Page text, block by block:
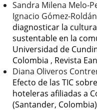
Sandra Milena Melo-
Ignacio Gómez-
diagnosticar la
sustentable en la
Universidad de
Colombia , Revista
Diana Oliveros
Efecto de las TIC
hoteleras afiliadas a
(Santander, Colombia)